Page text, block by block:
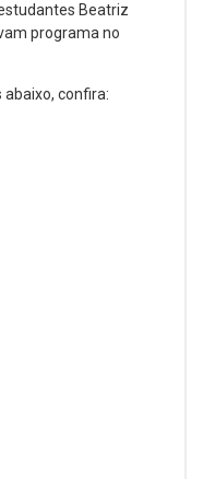
Beatriz
programa no
confira: